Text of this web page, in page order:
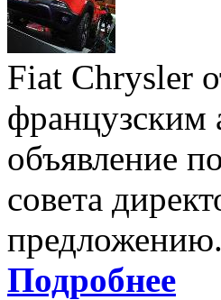
Fiat Chrysler
французским
объявление
совета
предложению.
Подробнее